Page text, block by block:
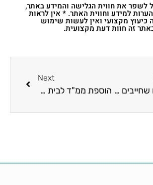
לשפר את חווית הגלישה והמידע באתר,
למידע וחווית האתר. * אין לראות
כיעוץ מקצועי ואין לעשות שימוש
זה חוות דעת מקצועית.
10 דברים שחייבים לעשות לפני שיפוץ בבית
Next
הוספת ממ"ד לבית פרטי מחיר! וכל מה שרציתם לדעת…